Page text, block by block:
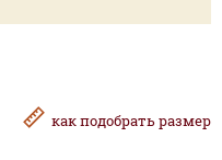
какподобрать размер